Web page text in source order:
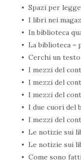
Spazi per
I libri nei
In biblioteca
La biblioteca =
Cerchi un testo
I mezzi del
I mezzi del
I mezzi del
I due cuori del
I mezzi del
Le notizie sui
Le notizie sui
Come sono